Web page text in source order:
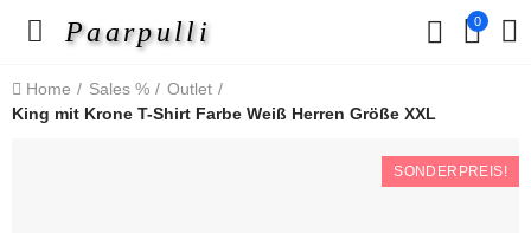
Paarpulli 0
Home Sales %
Outlet
King mit Krone T-Shirt Farbe Weiß Herren Größe XXL
SONDERPREIS!